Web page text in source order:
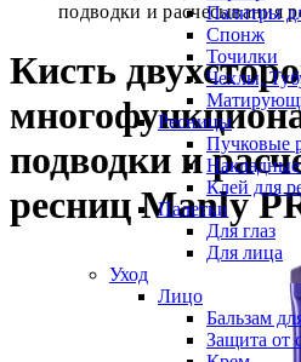
Палитры
Спонж
Точилки
Чехлы,
Ресницы
Пучковые
Клей для
Палетки
Для глаз
Для лица
Уход
Лицо
Бальзам
Защита от
подводки и расчесывания
Кисть
подводки и
ресниц Manly